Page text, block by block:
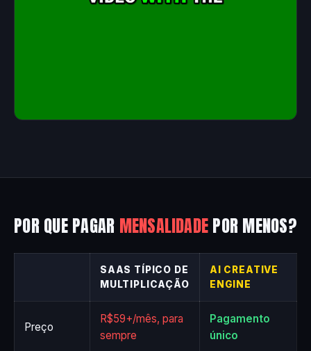
POR QUE PAGAR MENSALIDADEPOR MENOS?
SAAS TÍPICO DE
MULTIPLICAÇÃO
AI CREATIVE
ENGINE
Preço
R$59+/mês, para
sempre
Pagamento
único